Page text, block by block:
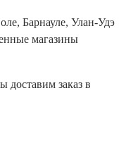
Барнауле, Улан-Удэ
магазины
доставим заказ в